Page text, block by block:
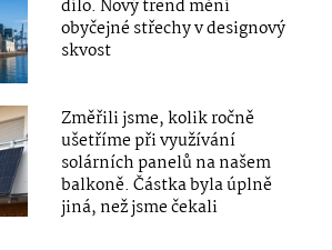
dílo. Nový trend mění
obyčejné střechy v designový
skvost
Změřili jsme, kolik ročně
ušetříme při využívání
solárních panelů na našem
balkoně. Částka byla úplně
jiná, než jsme čekali